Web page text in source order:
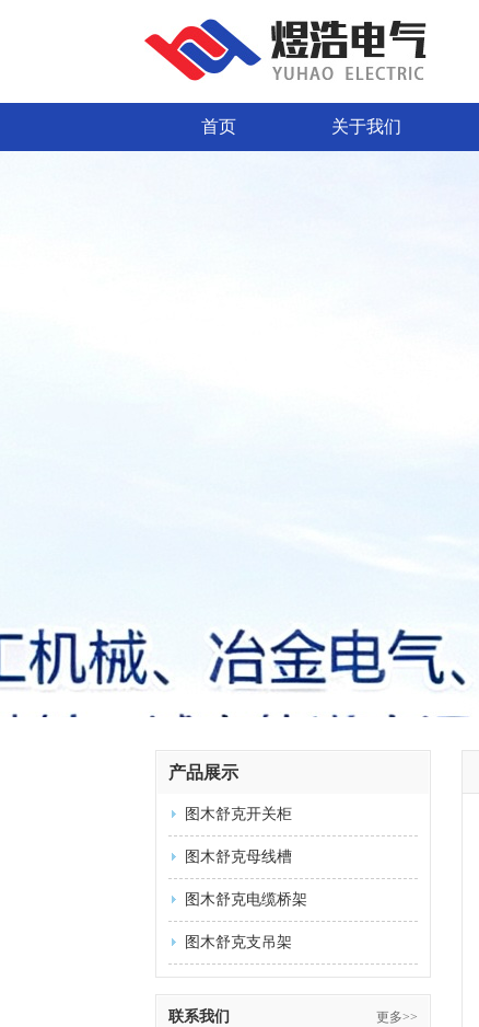
首页 关于我们
产品展示
图木舒克开关柜
图木舒克母线槽
图木舒克电缆桥架
图木舒克支吊架
联系我们 更多>>